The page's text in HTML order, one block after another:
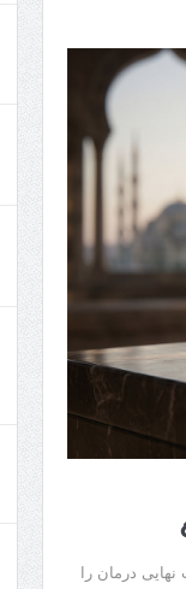
درمان را